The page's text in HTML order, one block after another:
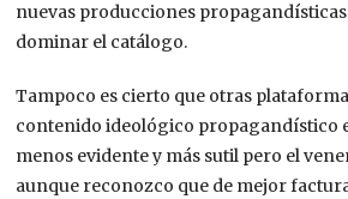
nuevas producciones
dominar el catálogo.
Tampoco es cierto que otras
contenido ideológico propagandístico
menos evidente y más sutil pero el
aunque reconozco que de mejor